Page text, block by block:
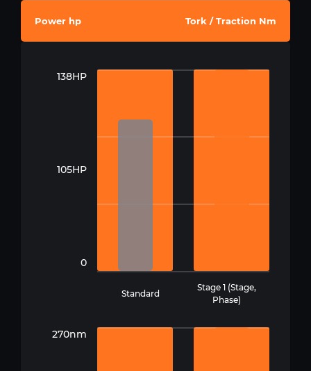
Power hp Tork / Traction Nm
138HP
105HP
0
Standard
Stage 1 (Stage,
Phase)
270nm